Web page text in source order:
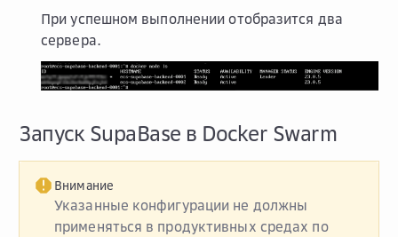
При успешном выполнении отобразится два
сервера.
Запуск SupaBase в Docker Swarm
Внимание
Указанные конфигурации не должны
применяться в продуктивных средах по